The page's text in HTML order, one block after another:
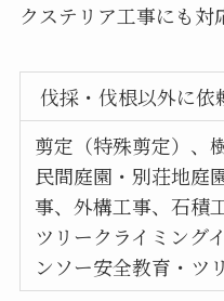
クステリア工事にも対
伐採・伐根以外に依
剪定（特殊剪定）、
民間庭園・別荘地庭
事、外構工事、石積
ツリークライミング
ンソー安全教育・ツ